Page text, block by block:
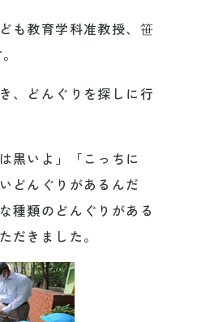
も教育学科准教授、笹
、どんぐりを探しに行
黒いよ」「こっちに
どんぐりがあるんだ
種類のどんぐりがある
だきました。